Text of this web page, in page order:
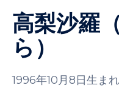
高梨沙羅
ら）
1996年10月8日生まれ